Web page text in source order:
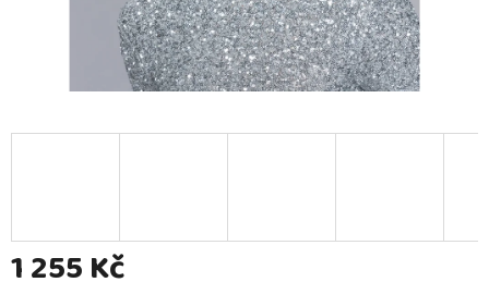
1 255 Kč